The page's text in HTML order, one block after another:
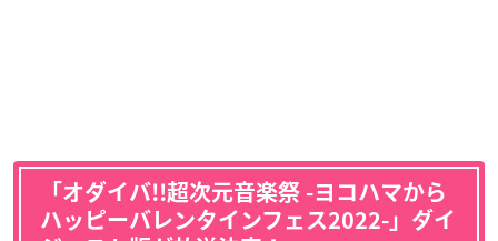
「オダイバ!!超次元音楽祭 -ヨコハマから
ハッピーバレンタインフェス2022-」ダイ